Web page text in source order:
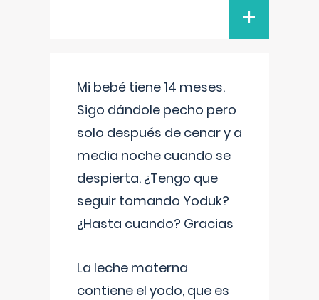
+
Mi bebé tiene 14 meses.
Sigo dándole pecho pero
solo después de cenar y a
media noche cuando se
despierta. ¿Tengo que
seguir tomando Yoduk?
¿Hasta cuando? Gracias
La leche materna
contiene el yodo, que es